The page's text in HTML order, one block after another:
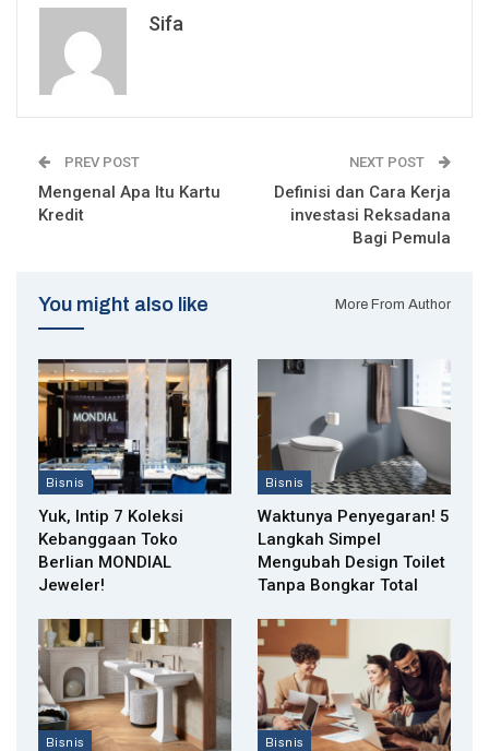
Sifa
PREV POST
Mengenal Apa Itu Kartu
Kredit
NEXT POST
Definisi dan Cara Kerja
investasi Reksadana
Bagi Pemula
You might also like More From Author
Bisnis
Yuk, Intip 7 Koleksi
Kebanggaan Toko
Berlian MONDIAL
Jeweler!
Bisnis
Waktunya Penyegaran! 5
Langkah Simpel
Mengubah Design Toilet
Tanpa Bongkar Total
Bisnis Bisnis